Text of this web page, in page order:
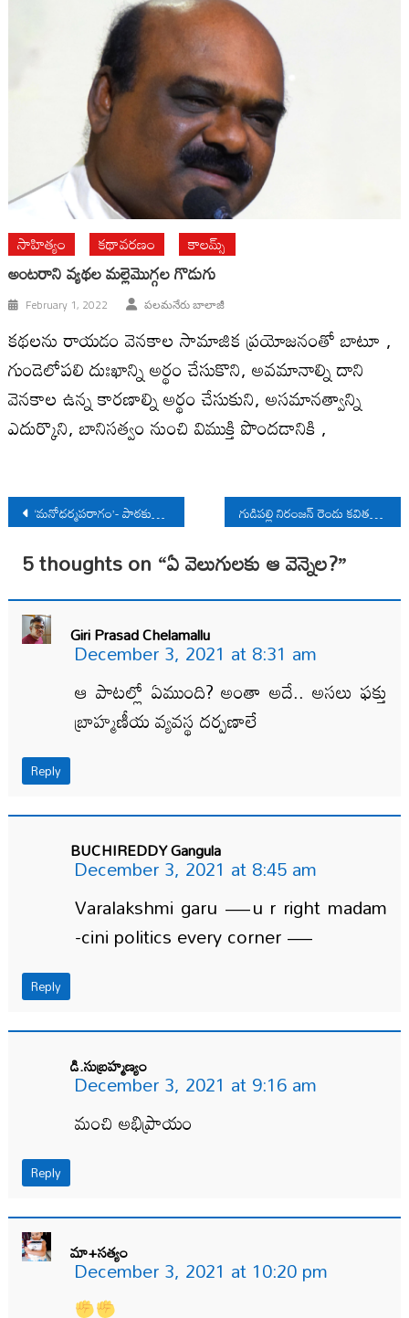
సాహిత్యం కథావరణం కాలమ్స్
అంట‌రాని వ్య‌థ‌ల మ‌ల్లెమొగ్గ‌ల గొడుగు
February 1, 2022 పలమనేరు బాలాజీ
కథలను రాయడం వెనకాల సామాజిక ప్రయోజనంతో బాటూ ,
గుండెలోపలి దుఃఖాన్ని అర్థం చేసుకొని, అవమానాల్ని దాని
వెనకాల ఉన్న కారణాల్ని అర్థం చేసుకుని, అసమానత్వాన్ని
ఎదుర్కొని, బానిసత్వం నుంచి విముక్తి పొందడానికి ,
Post
navigation
‘మనోధర్మపరాగం’- పాఠకుడి నోట్స్ గుడిపల్లి నిరంజన్ రెండు కవితలు
5 thoughts on “ఏ వెలుగులకు ఆ వెన్నెల?”
Giri Prasad Chelamallu
December 3, 2021 at 8:31 am
ఆ పాటల్లో ఏముంది? అంతా అదే.. అసలు ఫక్తు
బ్రాహ్మణీయ వ్యవస్థ దర్పణాలే
Reply
BUCHIREDDY Gangula
December 3, 2021 at 8:45 am
Varalakshmi garu —u r right madam
-cini politics every corner —
Reply
డి.సుబ్రహ్మణ్యం
December 3, 2021 at 9:16 am
మంచి అభిప్రాయం
Reply
మా+సత్యం
December 3, 2021 at 10:20 pm